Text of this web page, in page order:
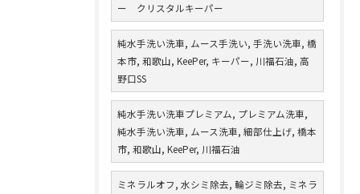
ー クリスタルキーパー
純水手洗い洗車, ムース手洗い, 手洗い洗車, 橋
本市, 和歌山, KeePer, キーパー, 川福石油, 高
野口SS
純水手洗い洗車プレミアム, プレミアム洗車,
純水手洗い洗車, ムース洗車, 細部仕上げ, 橋本
市, 和歌山, KeePer, 川福石油
ミネラルオフ, 水シミ除去, 輪ジミ除去, ミネラ